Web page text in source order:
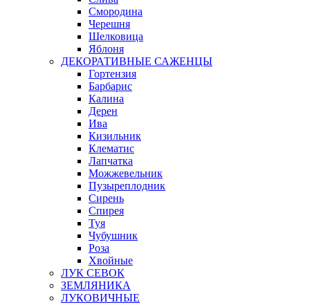
Смородина
Черешня
Шелковица
Яблоня
ДЕКОРАТИВНЫЕ САЖЕНЦЫ
Гортензия
Барбарис
Калина
Дерен
Ива
Кизильник
Клематис
Лапчатка
Можжевельник
Пузыреплодник
Сирень
Спирея
Туя
Чубушник
Роза
Хвойные
ЛУК СЕВОК
ЗЕМЛЯНИКА
ЛУКОВИЧНЫЕ